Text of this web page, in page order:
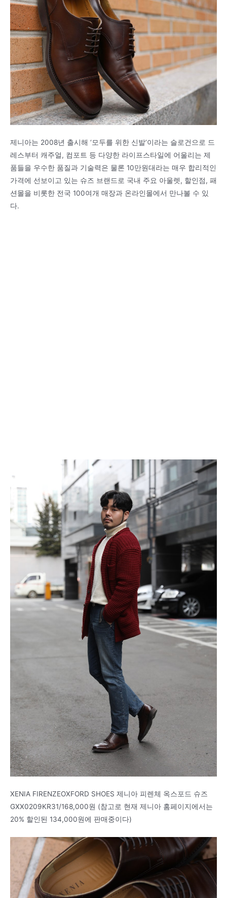
제니아는 2008년 출시해 ‘모두를 위한 신발’이라는 슬로건으로 드
레스부터 캐주얼, 컴포트 등 다양한 라이프스타일에 어울리는 제
품들을 우수한 품질과 기술력은 물론 10만원대라는 매우 합리적인
가격에 선보이고 있는 슈즈 브랜드로 국내 주요 아울렛, 할인점, 패
션몰을 비롯한 전국 100여개 매장과 온라인몰에서 만나볼 수 있
다.
XENIA FIRENZEOXFORD SHOES 제니아 피렌체 옥스포드 슈즈
GXX0209KR31/168,000원 (참고로 현재 제니아 홈페이지에서는
20% 할인된 134,000원에 판매중이다)